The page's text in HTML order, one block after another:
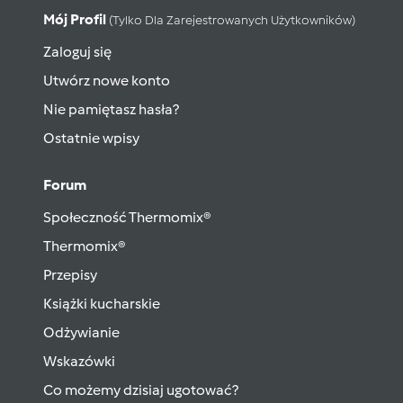
Mój Profil (tylko Dla Zarejestrowanych Użytkowników)
Zaloguj się
Utwórz nowe konto
Nie pamiętasz hasła?
Ostatnie wpisy
Forum
Społeczność Thermomix®
Thermomix®
Przepisy
Książki kucharskie
Odżywianie
Wskazówki
Co możemy dzisiaj ugotować?